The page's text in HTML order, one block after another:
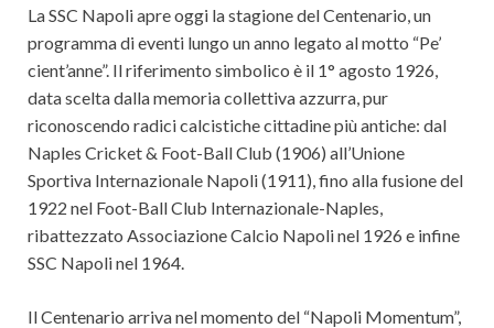
La SSC Napoli apre oggi la stagione del Centenario, un
programma di eventi lungo un anno legato al motto “Pe’
cient’anne”. Il riferimento simbolico è il 1° agosto 1926,
data scelta dalla memoria collettiva azzurra, pur
riconoscendo radici calcistiche cittadine più antiche: dal
Naples Cricket & Foot-Ball Club (1906) all’Unione
Sportiva Internazionale Napoli (1911), fino alla fusione del
1922 nel Foot-Ball Club Internazionale-Naples,
ribattezzato Associazione Calcio Napoli nel 1926 e infine
SSC Napoli nel 1964.
Il Centenario arriva nel momento del “Napoli Momentum”,